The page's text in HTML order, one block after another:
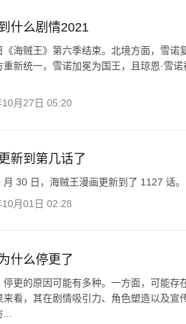
冒险旅程！
什么剧情2021
海贼王》第六季结束。北境方面，雪
重新统一，雪诺加冕为国王，且琼恩·雪
10月27日 05:20
新到第几话了
30 日，海贼王漫画更新到了 1127 话。
10月01日 02:28
什么停更了
停更的原因可能有多种。一方面，可能存
来看，其在剧情吸引力、角色塑造以及